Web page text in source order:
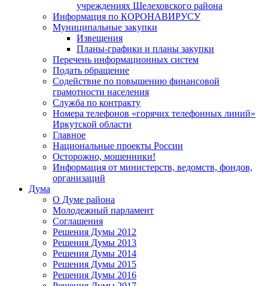
учреждениях Шелеховского района
Информация по КОРОНАВИРУСУ
Муниципальные закупки
Извещения
Планы-графики и планы закупки
Перечень информационных систем
Подать обращение
Содействие по повышению финансовой
грамотности населения
Служба по контракту
Номера телефонов «горячих телефонных линий»
Иркутской области
Главное
Национальные проекты России
Осторожно, мошенники!
Информация от министерств, ведомств, фондов,
организаций
Дума
О Думе района
Молодежный парламент
Соглашения
Решения Думы 2012
Решения Думы 2013
Решения Думы 2014
Решения Думы 2015
Решения Думы 2016